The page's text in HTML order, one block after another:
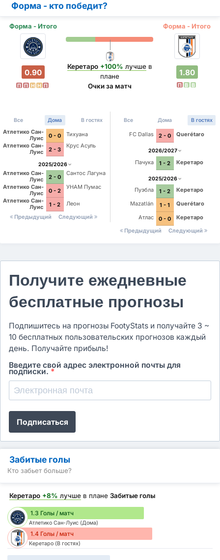
Форма - кто победит?
Форма - Итого Форма - Итого
0.90
П П Н Н П
Керетаро +100% лучше в
плане
Очки за матч
1.80
П В В
Все Дома В гостях
Атлетико Сан-
Луис
0 - 0
Тихуана
Атлетико Сан-
Луис
2 - 3
Крус Асуль
2025/2026
Атлетико Сан-
Луис
2 - 0
Сантос Лагуна
Атлетико Сан-
Луис
0 - 2
УНАМ Пумас
Атлетико Сан-
Луис
1 - 2
Леон
Предыдущий
Следующий
Все Дома В гостях
FC Dallas 2 - 0 Querétaro
2026/2027
Пачука 1 - 2 Керетаро
2025/2026
Пуэбла 1 - 2
Керетаро
Mazatlán
1 - 1
Querétaro
Атлас
0 - 0
Керетаро
Предыдущий
Следующий
Получите ежедневные
бесплатные прогнозы
Подпишитесь на прогнозы FootyStats и получайте 3 ~
10 бесплатных пользовательских прогнозов каждый
день. Получайте прибыль!
Введите свой адрес электронной почты для
подписки. *
Подписаться
Забитые голы
Кто забьет больше?
Керетаро +8% лучше в плане Забитые голы
1.3 Голы / матч
Атлетико Сан-Луис (Дома)
1.4 Голы / матч
Керетаро (В гостях)